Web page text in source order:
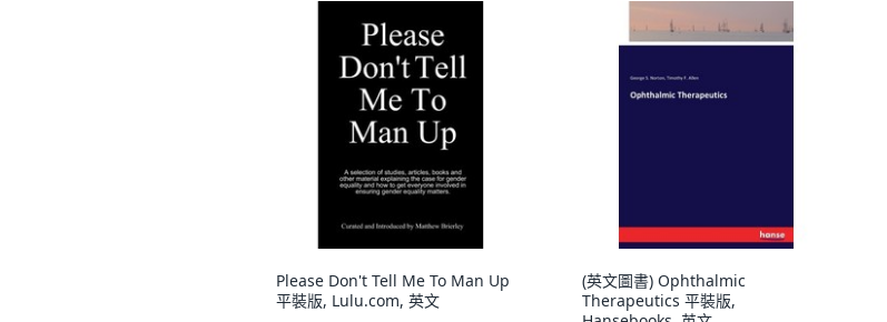
Please Don't Tell Me To Man Up
平裝版, Lulu.com, 英文
(英文圖書) Ophthalmic
Therapeutics 平裝版,